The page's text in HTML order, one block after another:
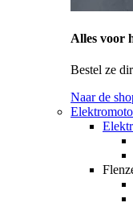
Alles voor
Bestel ze
Naar de